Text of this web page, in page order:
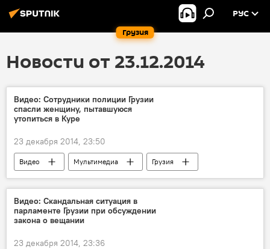
Грузия
РУС
Новости от 23.12.2014
Видео: Сотрудники полиции Грузии
спасли женщину, пытавшуюся
утопиться в Куре
23 декабря 2014, 23:50
Видео Мультимедиа
Грузия
ПРОИСШЕСТВИЯ
НОВОСТИ
Видео: Скандальная ситуация в
парламенте Грузии при обсуждении
закона о вещании
23 декабря 2014, 23:36